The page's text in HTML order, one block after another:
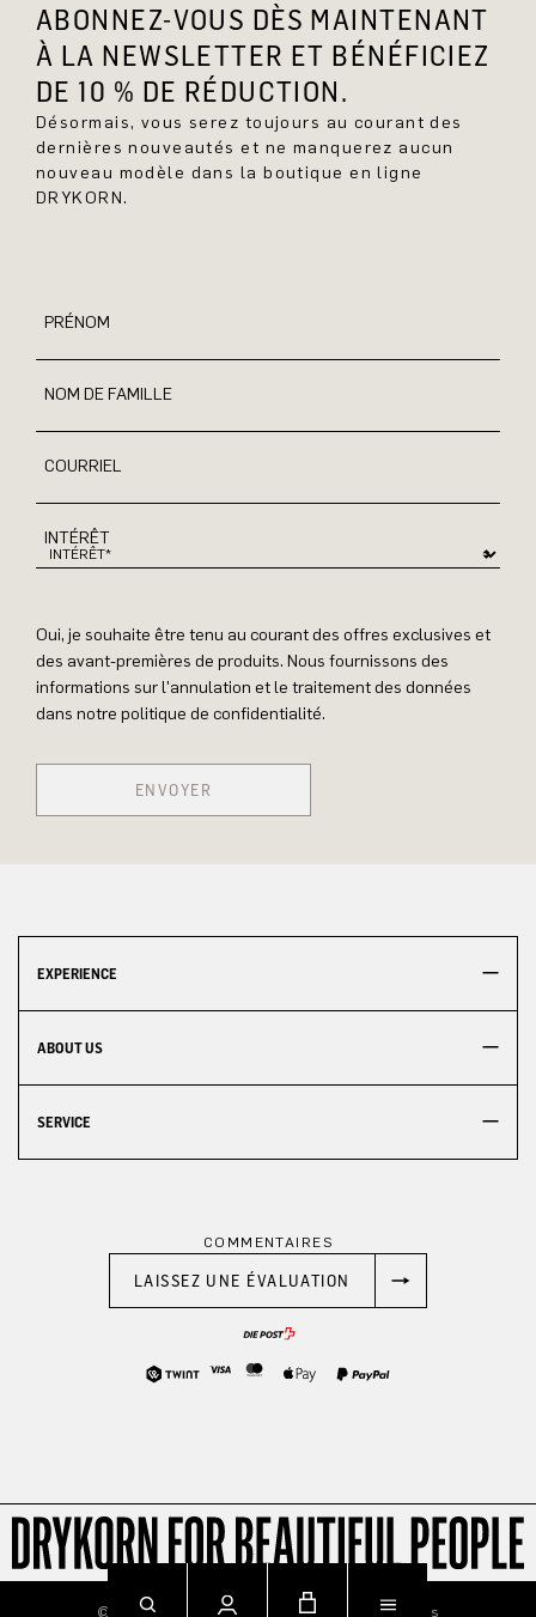
ABONNEZ-VOUS DÈS MAINTENANT
À LA NEWSLETTER ET BÉNÉFICIEZ
DE 10 % DE RÉDUCTION.
Désormais, vous serez toujours au courant des
dernières nouveautés et ne manquerez aucun
nouveau modèle dans la boutique en ligne
DRYKORN.
PRÉNOM
NOM DE FAMILLE
COURRIEL
INTÉRÊT
Oui, je souhaite être tenu au courant des offres exclusives et
des avant-premières de produits. Nous fournissons des
informations sur l'annulation et le traitement des données
dans notre politique de confidentialité.
ENVOYER
EXPERIENCE
ABOUT US
SERVICE
COMMENTAIRES
LAISSEZ UNE ÉVALUATION
© 2026 ImprintPrivacy Terms & Conditions